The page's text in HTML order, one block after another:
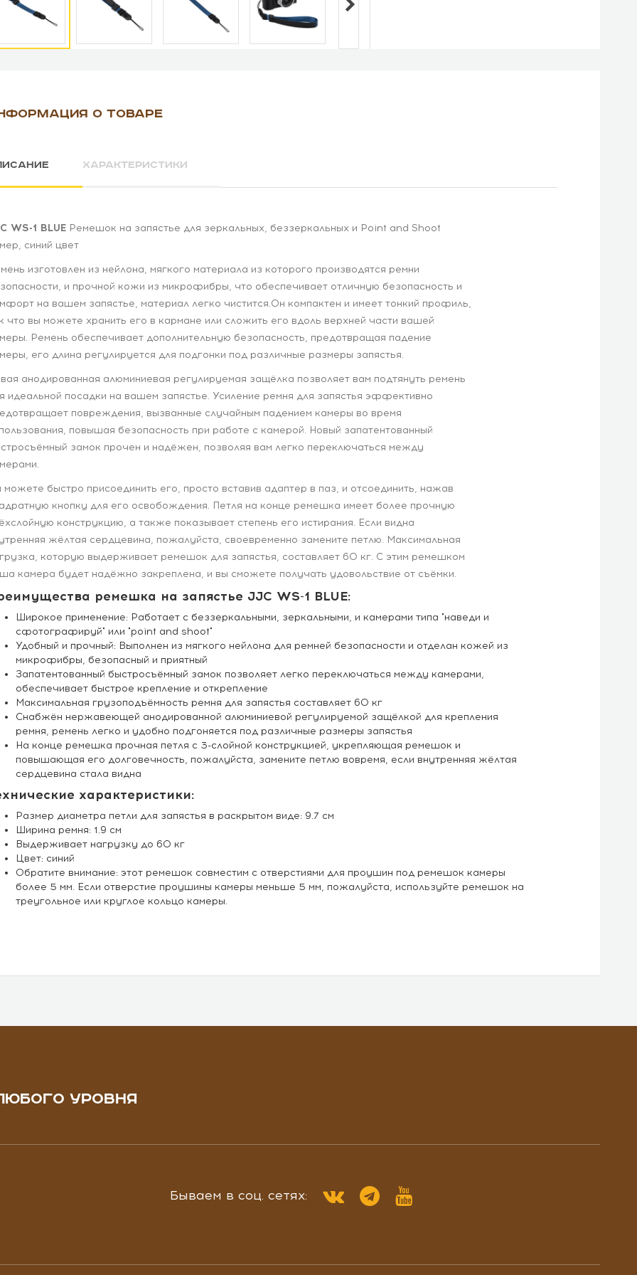
О ТОВАРЕ
ХАРАКТЕРИСТИКИ
WS-1 BLUEРемешок на запястье для зеркальных, беззеркальных и Point and Shoot
синий цвет
изготовлен из нейлона, мягкого материала из которого производятся ремни
и прочной кожи из микрофибры, что обеспечивает отличную безопасность и
на вашем запястье, материал легко чистится.Он компактен и имеет тонкий профиль,
что вы можете хранить его в кармане или сложить его вдоль верхней части вашей
Ремень обеспечивает дополнительную безопасность, предотвращая падение
его длина регулируется для подгонки под различные размеры запястья.
анодированная алюминиевая регулируемая защёлка позволяет вам подтянуть ремень
идеальной посадки на вашем запястье. Усиление ремня для запястья эффективно
повреждения, вызванные случайным падением камеры во время
повышая безопасность при работе с камерой. Новый запатентованный
замок прочен и надёжен, позволяя вам легко переключаться между
быстро присоединить его, просто вставив адаптер в паз, и отсоединить, нажав
кнопку для его освобождения. Петля на конце ремешка имеет более прочную
конструкцию, а также показывает степень его истирания. Если видна
жёлтая сердцевина, пожалуйста, своевременно замените петлю. Максимальная
которую выдерживает ремешок для запястья, составляет 60 кг. С этим ремешком
камера будет надёжно закреплена, и вы сможете получать удовольствие от съёмки.
ремешка на запястье JJC WS-1 BLUE:
Широкое применение: Работает с беззеркальными, зеркальными, и камерами типа "наведи и
сфотографируй" или "point and shoot"
Удобный и прочный: Выполнен из мягкого нейлона для ремней безопасности и отделан кожей из
микрофибры, безопасный и приятный
Запатентованный быстросъёмный замок позволяет легко переключаться между камерами,
обеспечивает быстрое крепление и открепление
Максимальная грузоподъёмность ремня для запястья составляет 60 кг
Снабжён нержавеющей анодированной алюминиевой регулируемой защёлкой для крепления
ремня, ремень легко и удобно подгоняется под различные размеры запястья
На конце ремешка прочная петля с 3-слойной конструкцией, укрепляющая ремешок и
повышающая его долговечность, пожалуйста, замените петлю вовремя, если внутренняя жёлтая
сердцевина стала видна
характеристики:
Размер диаметра петли для запястья в раскрытом виде: 9.7 см
Ширина ремня: 1.9 см
Выдерживает нагрузку до 60 кг
Цвет: синий
Обратите внимание: этот ремешок совместим с отверстиями для проушин под ремешок камеры
более 5 мм. Если отверстие проушины камеры меньше 5 мм, пожалуйста, используйте ремешок на
треугольное или круглое кольцо камеры.
УРОВНЯ
Бываем в соц. сетях: